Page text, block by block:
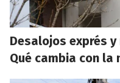
Desalojos exprés
Qué cambia con la